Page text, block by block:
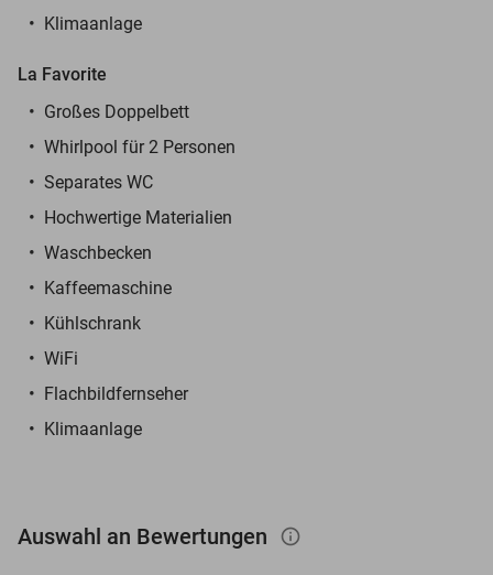
Klimaanlage
La Favorite
Großes Doppelbett
Whirlpool für 2 Personen
Separates WC
Hochwertige Materialien
Waschbecken
Kaffeemaschine
Kühlschrank
WiFi
Flachbildfernseher
Klimaanlage
Auswahl an Bewertungen info_outlined